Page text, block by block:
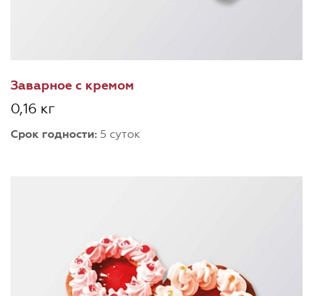
Заварное с кремом
0,16 кг
Срок годности: 5 суток